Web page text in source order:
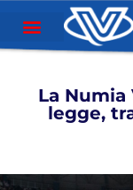
La
legge,